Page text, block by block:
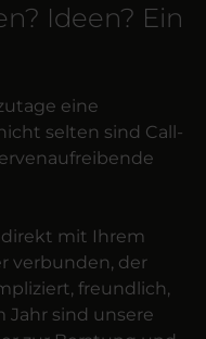
Ideen? Ein
eine
selten sind Call-
direkt mit Ihrem
verbunden, der
freundlich,
Jahr sind unsere